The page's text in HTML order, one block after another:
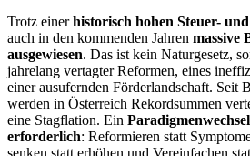
Trotz einerhistorisch hohen Steuer-
auch in den kommenden Jahren massive
ausgewiesen. Das ist kein Naturgesetz,
jahrelang vertagter Reformen, eines
einer ausufernden Förderlandschaft. Seit
werden in Österreich Rekordsummen
eine Stagflation. Ein
erforderlich: Reformieren statt